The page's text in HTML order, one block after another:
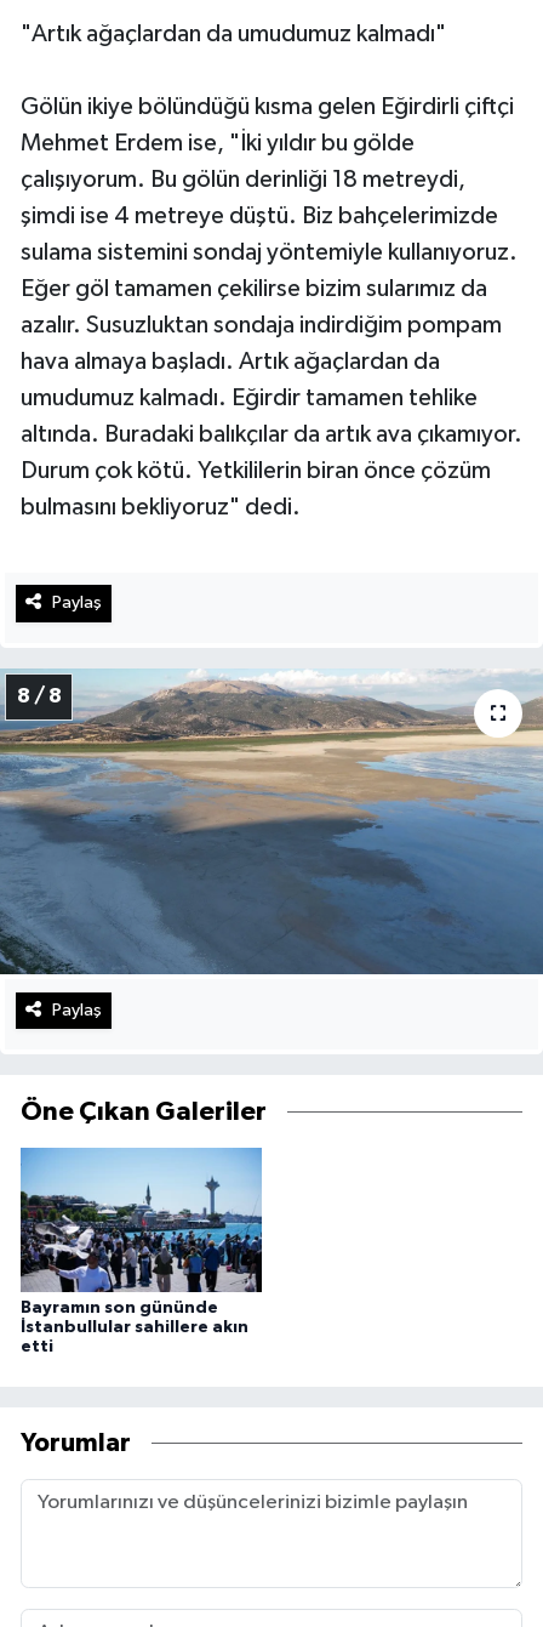
"Artık ağaçlardan da umudumuz kalmadı"
Gölün ikiye bölündüğü kısma gelen Eğirdirli çiftçi
Mehmet Erdem ise, "İki yıldır bu gölde
çalışıyorum. Bu gölün derinliği 18 metreydi,
şimdi ise 4 metreye düştü. Biz bahçelerimizde
sulama sistemini sondaj yöntemiyle kullanıyoruz.
Eğer göl tamamen çekilirse bizim sularımız da
azalır. Susuzluktan sondaja indirdiğim pompam
hava almaya başladı. Artık ağaçlardan da
umudumuz kalmadı. Eğirdir tamamen tehlike
altında. Buradaki balıkçılar da artık ava çıkamıyor.
Durum çok kötü. Yetkililerin biran önce çözüm
bulmasını bekliyoruz" dedi.
Paylaş
8 / 8
Paylaş
Öne Çıkan Galeriler
Bayramın son gününde
İstanbullular sahillere akın
etti
Yorumlar